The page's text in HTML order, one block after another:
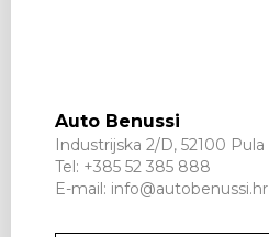
Auto Benussi
Industrijska 2/D, 52100 Pula
Tel: +385 52 385 888
E-mail: info@autobenussi.hr